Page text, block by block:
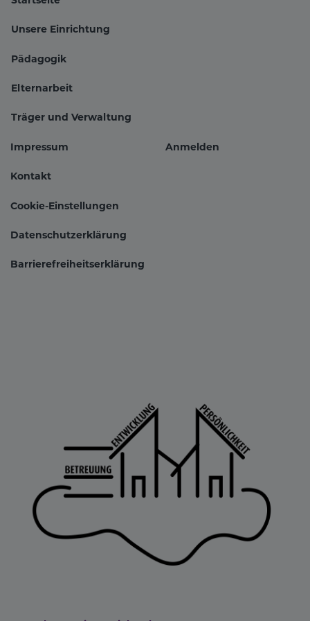
Hauptnavigation
Unsere Einrichtung
Pädagogik
Elternarbeit
Träger und Verwaltung
Fußbereichsmenü
Impressum
Kontakt
Cookie-Einstellungen
Datenschutzerklärung
Barrierefreiheitserklärung
Anmelden